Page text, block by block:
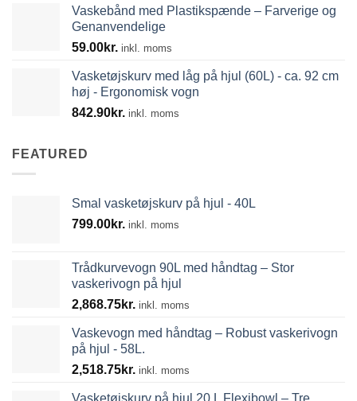
Vaskebånd med Plastikspænde – Farverige og
Genanvendelige
59.00kr. inkl. moms
Vasketøjskurv med låg på hjul (60L) - ca. 92 cm
høj - Ergonomisk vogn
842.90kr. inkl. moms
FEATURED
Smal vasketøjskurv på hjul - 40L
799.00kr. inkl. moms
Trådkurvevogn 90L med håndtag – Stor
vaskerivogn på hjul
2,868.75kr. inkl. moms
Vaskevogn med håndtag – Robust vaskerivogn
på hjul - 58L.
2,518.75kr. inkl. moms
Vasketøjskurv på hjul 20 L Flexibowl – Tre